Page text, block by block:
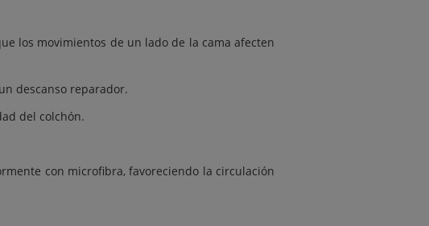
los movimientos de un lado de la cama afecten
descanso reparador.
del colchón.
con microfibra, favoreciendo la circulación